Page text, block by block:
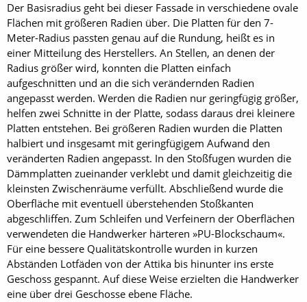
Der Basisradius geht bei dieser Fassade in verschiedene ovale
Flächen mit größeren Radien über. Die Platten für den 7-
Meter-Radius passten genau auf die Rundung, heißt es in
einer Mitteilung des Herstellers. An Stellen, an denen der
Radius größer wird, konnten die Platten einfach
aufgeschnitten und an die sich verändernden Radien
angepasst werden. Werden die Radien nur geringfügig größer,
helfen zwei Schnitte in der Platte, sodass daraus drei kleinere
Platten entstehen. Bei größeren Radien wurden die Platten
halbiert und insgesamt mit geringfügigem Aufwand den
veränderten Radien angepasst. In den Stoßfugen wurden die
Dämmplatten zueinander verklebt und damit gleichzeitig die
kleinsten Zwischenräume verfüllt. Abschließend wurde die
Oberfläche mit eventuell überstehenden Stoßkanten
abgeschliffen. Zum Schleifen und Verfeinern der Oberflächen
verwendeten die Handwerker härteren »PU-Blockschaum«.
Für eine bessere Qualitätskontrolle wurden in kurzen
Abständen Lotfäden von der Attika bis hinunter ins erste
Geschoss gespannt. Auf diese Weise erzielten die Handwerker
eine über drei Geschosse ebene Fläche.